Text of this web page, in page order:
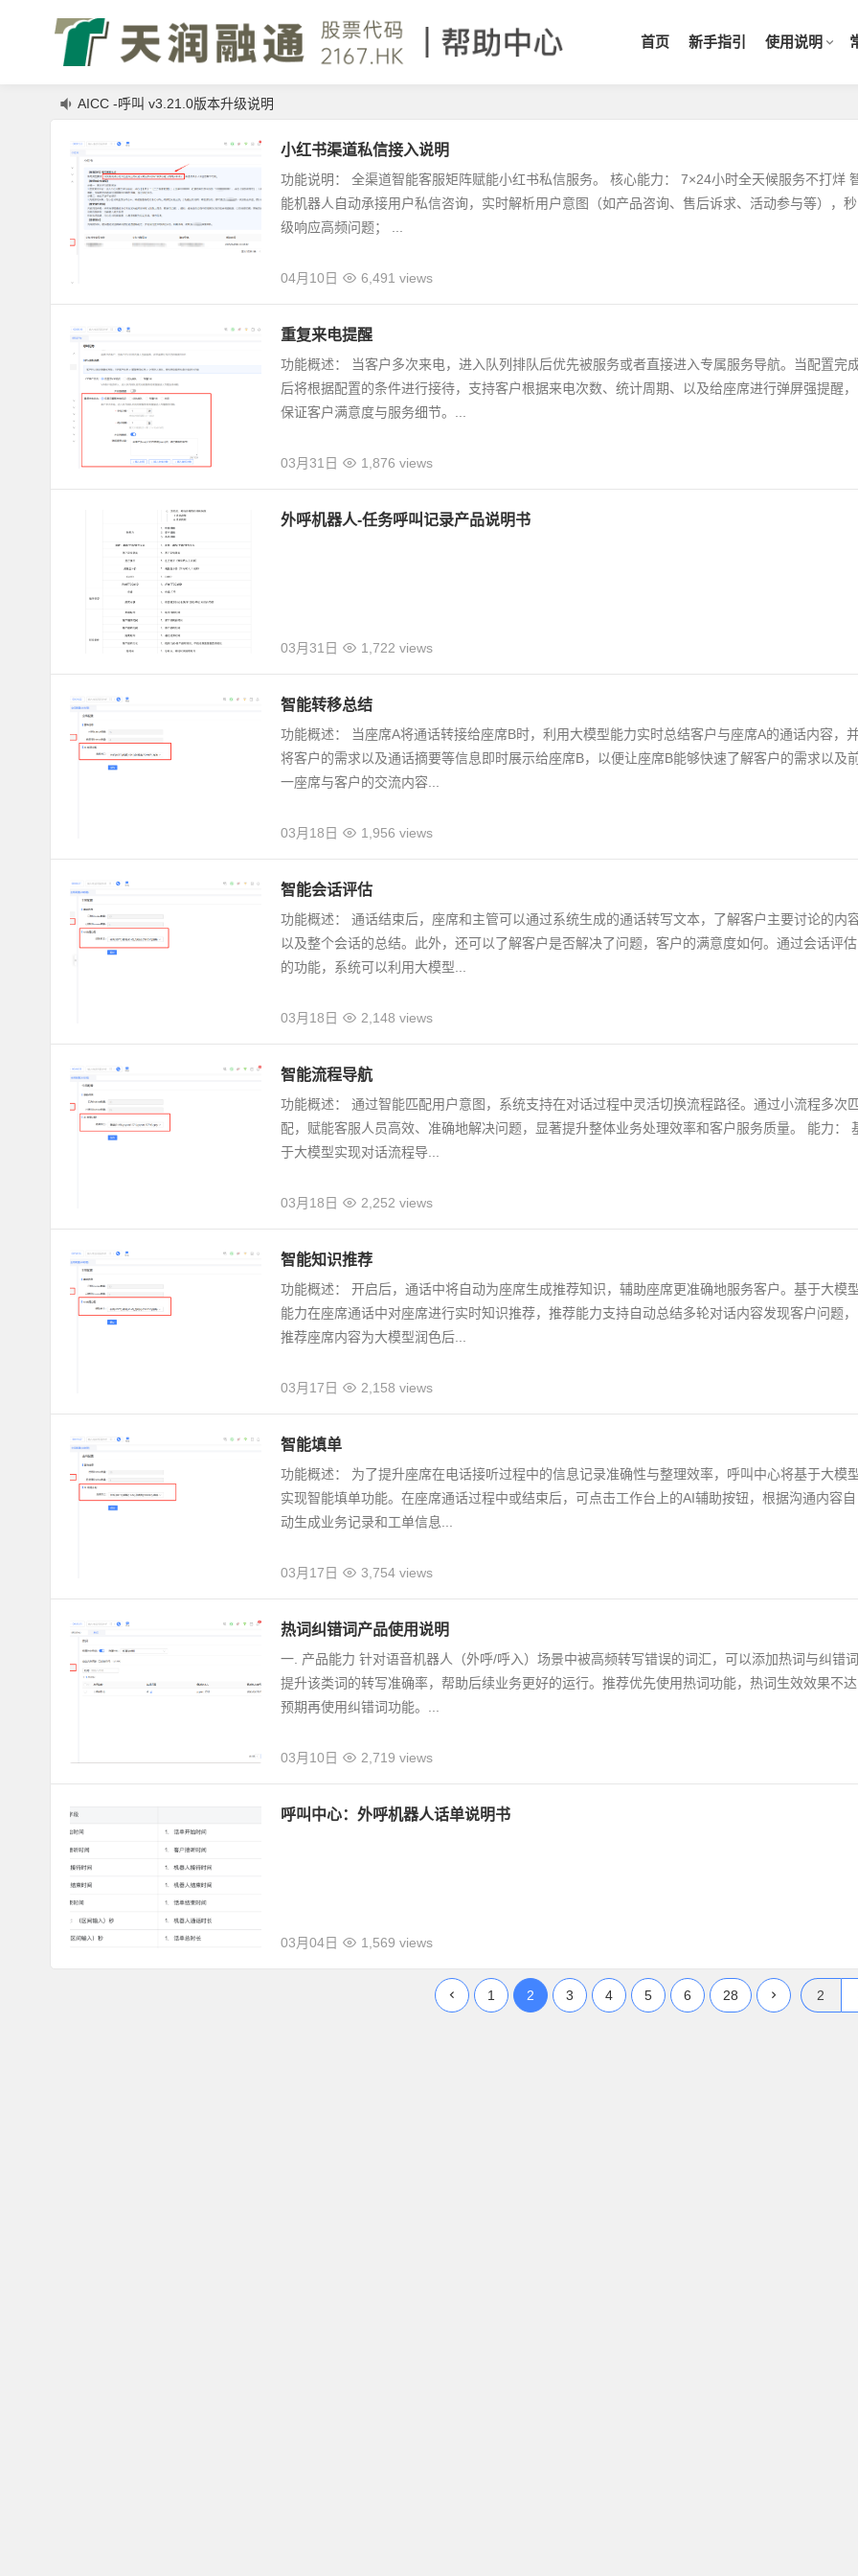
首页 新手指引 使用说明
AICC -呼叫 v3.21.0版本升级说明
AICC v3.23.0版本升级说明
小红书渠道私信接入说明
功能说明： 全渠道智能客服矩阵赋能小红书私信服务。 核心能力： 7×24小时全天候服务不打烊
能机器人自动承接用户私信咨询，实时解析用户意图（如产品咨询、售后诉求、活动参与等），秒
级响应高频问题； ...
04月10日 6,491 views
重复来电提醒
功能概述： 当客户多次来电，进入队列排队后优先被服务或者直接进入专属服务导航。当配置完
后将根据配置的条件进行接待，支持客户根据来电次数、统计周期、以及给座席进行弹屏强提醒，
保证客户满意度与服务细节。...
03月31日 1,876 views
外呼机器人-任务呼叫记录产品说明书
03月31日 1,722 views
智能转移总结
功能概述： 当座席A将通话转接给座席B时，利用大模型能力实时总结客户与座席A的通话内容，
将客户的需求以及通话摘要等信息即时展示给座席B，以便让座席B能够快速了解客户的需求以及
一座席与客户的交流内容...
03月18日 1,956 views
智能会话评估
功能概述： 通话结束后，座席和主管可以通过系统生成的通话转写文本，了解客户主要讨论的内
以及整个会话的总结。此外，还可以了解客户是否解决了问题，客户的满意度如何。通过会话评估
的功能，系统可以利用大模型...
03月18日 2,148 views
智能流程导航
功能概述： 通过智能匹配用户意图，系统支持在对话过程中灵活切换流程路径。通过小流程多次
配，赋能客服人员高效、准确地解决问题，显著提升整体业务处理效率和客户服务质量。 能力：
于大模型实现对话流程导...
03月18日 2,252 views
智能知识推荐
功能概述： 开启后，通话中将自动为座席生成推荐知识，辅助座席更准确地服务客户。基于大模
能力在座席通话中对座席进行实时知识推荐，推荐能力支持自动总结多轮对话内容发现客户问题，
推荐座席内容为大模型润色后...
03月17日 2,158 views
智能填单
功能概述： 为了提升座席在电话接听过程中的信息记录准确性与整理效率，呼叫中心将基于大模
实现智能填单功能。在座席通话过程中或结束后，可点击工作台上的AI辅助按钮，根据沟通内容自
动生成业务记录和工单信息...
03月17日 3,754 views
热词纠错词产品使用说明
一. 产品能力 针对语音机器人（外呼/呼入）场景中被高频转写错误的词汇，可以添加热词与纠错词
提升该类词的转写准确率，帮助后续业务更好的运行。推荐优先使用热词功能，热词生效效果不达
预期再使用纠错词功能。...
03月10日 2,719 views
呼叫中心：外呼机器人话单说明书
03月04日 1,569 views
1 2 3 4 5 6 28